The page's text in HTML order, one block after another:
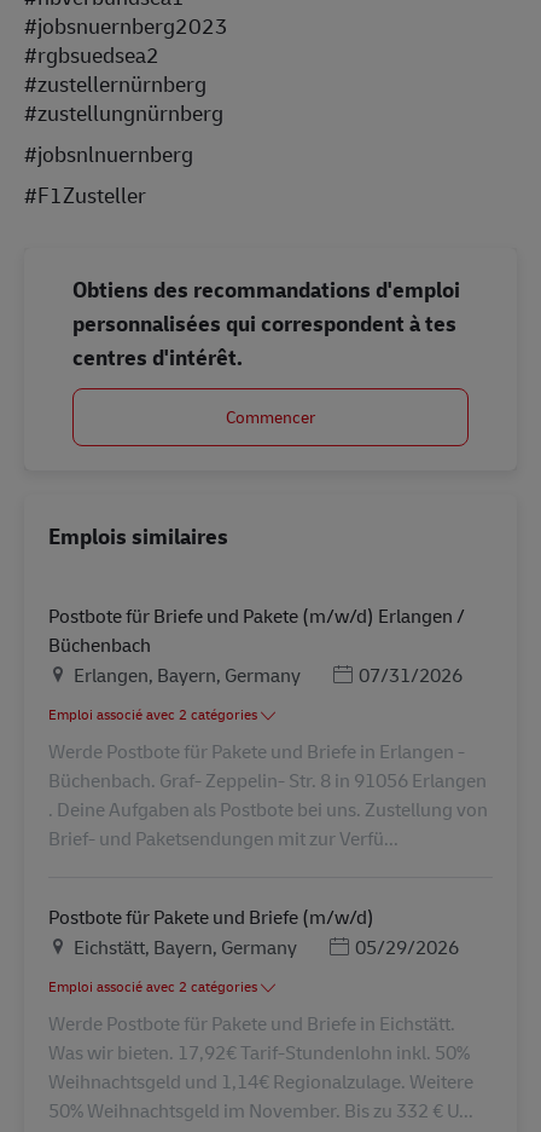
#jobsnuernberg2023
#rgbsuedsea2
#zustellernürnberg
#zustellungnürnberg
#jobsnlnuernberg
#F1Zusteller
Obtiens des recommandations d'emploi
personnalisées qui correspondent à tes
centres d'intérêt.
Commencer
Emplois similaires
Postbote für Briefe und Pakete (m/w/d) Erlangen /
Büchenbach
LieuErlangen, Bayern, Germany Posted Date
07/31/2026
Emploi associé avec 2 catégories
Werde Postbote für Pakete und Briefe in Erlangen -
Büchenbach. Graf- Zeppelin- Str. 8 in 91056 Erlangen
. Deine Aufgaben als Postbote bei uns. Zustellung von
Brief- und Paketsendungen mit zur Verfü...
Postbote für Pakete und Briefe (m/w/d)
LieuEichstätt, Bayern, Germany Posted Date
05/29/2026
Emploi associé avec 2 catégories
Werde Postbote für Pakete und Briefe in Eichstätt.
Was wir bieten. 17,92€ Tarif-Stundenlohn inkl. 50%
Weihnachtsgeld und 1,14€ Regionalzulage. Weitere
50% Weihnachtsgeld im November. Bis zu 332 € U...